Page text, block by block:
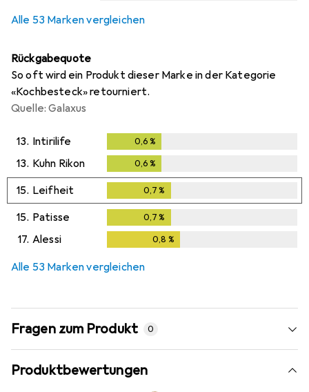
Alle 53 Marken vergleichen
Rückgabequote
So oft wird ein Produkt dieser Marke in der Kategorie
«Kochbesteck» retourniert.
Quelle: Galaxus
13. Intirilife 0,6 %
13. Kuhn Rikon 0,6 %
15. Leifheit 0,7 %
15. Patisse 0,7 %
17. Alessi 0,8 %
Alle 53 Marken vergleichen
Fragen zum Produkt 0
Produktbewertungen